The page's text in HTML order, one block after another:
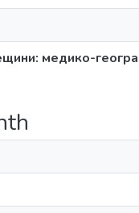
медико-